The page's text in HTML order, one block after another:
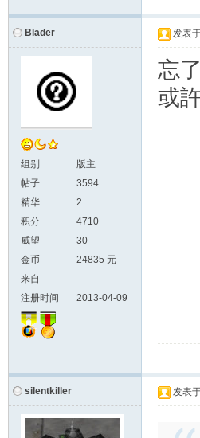
Blader
组别
版主
帖子
3594
精华
2
积分
4710
威望
30
金币
24835 元
来自
注册时间
2013-04-09
发表
忘
或
silentkiller 发表